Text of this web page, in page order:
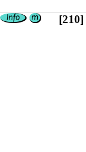
[210]